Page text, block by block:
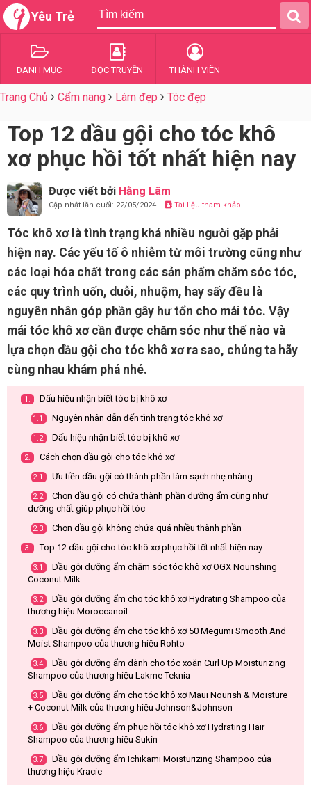
Yêu Trẻ
DANH MỤC ĐỌC TRUYỆN THÀNH VIÊN
Trang Chủ Cẩm nang Làm đẹp Tóc đẹp
Top 12 dầu gội cho tóc khô
xơ phục hồi tốt nhất hiện nay
Được viết bởi Hằng Lâm
Cập nhật lần cuối: 22/05/2024 Tài liệu tham khảo
Tóc khô xơ là tình trạng khá nhiều người gặp phải
hiện nay. Các yếu tố ô nhiễm từ môi trường cũng như
các loại hóa chất trong các sản phẩm chăm sóc tóc,
các quy trình uốn, duỗi, nhuộm, hay sấy đều là
nguyên nhân góp phần gây hư tổn cho mái tóc. Vậy
mái tóc khô xơ cần được chăm sóc như thế nào và
lựa chọn dầu gội cho tóc khô xơ ra sao, chúng ta hãy
cùng nhau khám phá nhé.
1. Dấu hiệu nhận biết tóc bị khô xơ
1.1. Nguyên nhân dẫn đến tình trạng tóc khô xơ
1.2. Dấu hiệu nhận biết tóc bị khô xơ
2. Cách chọn dầu gội cho tóc khô xơ
2.1. Ưu tiền dầu gội có thành phần làm sạch nhẹ nhàng
2.2.
Chọn dầu gội có chứa thành phần dưỡng ẩm cũng như
dưỡng chất giúp phục hồi tóc
2.3. Chọn dầu gội không chứa quá nhiều thành phần
3. Top 12 dầu gội cho tóc khô xơ phục hồi tốt nhất hiện nay
3.1.
Dầu gội dưỡng ẩm chăm sóc tóc khô xơ OGX Nourishing
Coconut Milk
3.2.
Dầu gội dưỡng ẩm cho tóc khô xơ Hydrating Shampoo của
thương hiệu Moroccanoil
3.3.
Dầu gội dưỡng ẩm cho tóc khô xơ 50 Megumi Smooth And
Moist Shampoo của thương hiệu Rohto
3.4.
Dầu gội dưỡng ẩm dành cho tóc xoăn Curl Up Moisturizing
Shampoo của thương hiệu Lakme Teknia
3.5.
Dầu gội dưỡng ẩm cho tóc khô xơ Maui Nourish & Moisture
+ Coconut Milk của thương hiệu Johnson&Johnson
3.6.
Dầu gội dưỡng ẩm phục hồi tóc khô xơ Hydrating Hair
Shampoo của thương hiệu Sukin
3.7.
Dầu gội dưỡng ẩm Ichikami Moisturizing Shampoo của
thương hiệu Kracie